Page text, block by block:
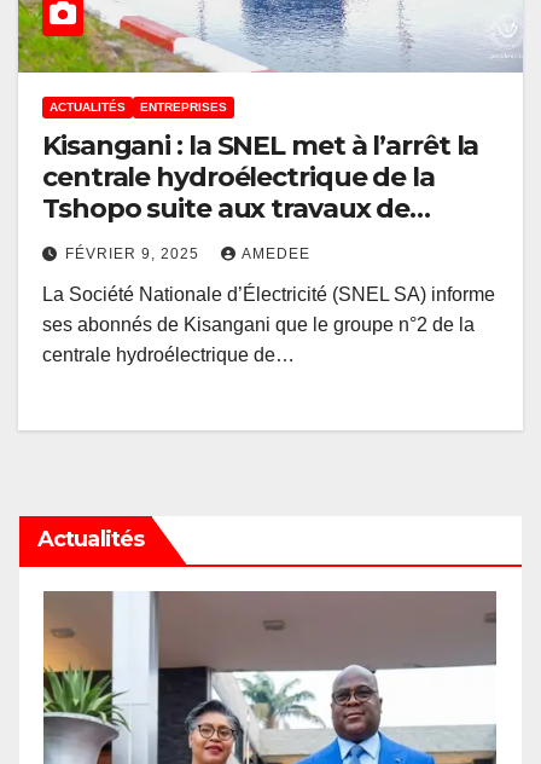
ACTUALITÉS ENTREPRISES
Kisangani : la SNEL met à l’arrêt la
centrale hydroélectrique de la
Tshopo suite aux travaux de
maintenance
FÉVRIER 9, 2025 AMEDEE
La Société Nationale d’Électricité (SNEL SA) informe
ses abonnés de Kisangani que le groupe n°2 de la
centrale hydroélectrique de…
Actualités